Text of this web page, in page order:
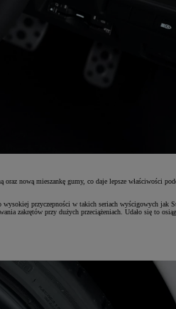
nową mieszankę gumy, co daje lepsze właściwości
przyczepności w takich seriach wyścigowych jak
zakrętów przy dużych przeciążeniach. Udało się to